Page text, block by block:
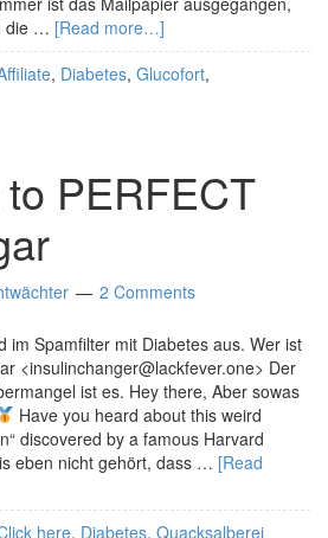
die … [Read more…]
, Diabetes, Glucofort,
PERFECT
2 Comments
im Spamfilter mit Diabetes aus. Wer ist
<insulinchanger@lackfever.one> Der
ist es. Hey there, Aber sowas
Have you heard about this weird
discovered by a famous Harvard
eben nicht gehört, dass … [Read
here, Diabetes, Quacksalberei